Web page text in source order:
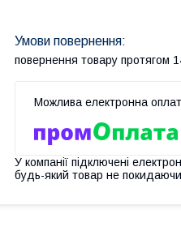
повернення товару протягом
У компанії підключені
будь-який товар не